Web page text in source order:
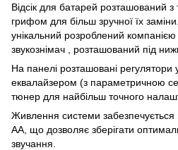
Відсік для батарей розташований з
грифом для більш зручної їх
унікальний розроблений
звукознімач , розташований під
На панелі розташовані регулятори
еквалайзером (з параметричною
тюнер для найбільш точного
Живлення системи
АА, що дозволяє зберігати
звучання.